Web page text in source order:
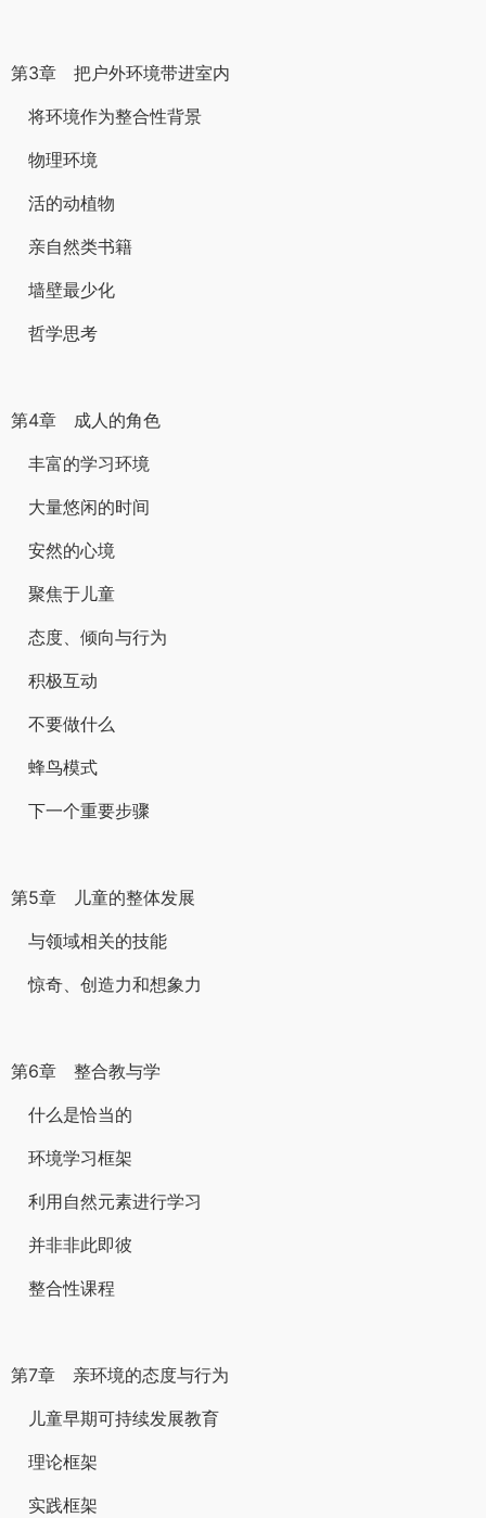
第3章 把户外环境带进室内
将环境作为整合性背景
物理环境
活的动植物
亲自然类书籍
墙壁最少化
哲学思考
第4章 成人的角色
丰富的学习环境
大量悠闲的时间
安然的心境
聚焦于儿童
态度、倾向与行为
积极互动
不要做什么
蜂鸟模式
下一个重要步骤
第5章 儿童的整体发展
与领域相关的技能
惊奇、创造力和想象力
第6章 整合教与学
什么是恰当的
环境学习框架
利用自然元素进行学习
并非非此即彼
整合性课程
第7章 亲环境的态度与行为
儿童早期可持续发展教育
理论框架
实践框架